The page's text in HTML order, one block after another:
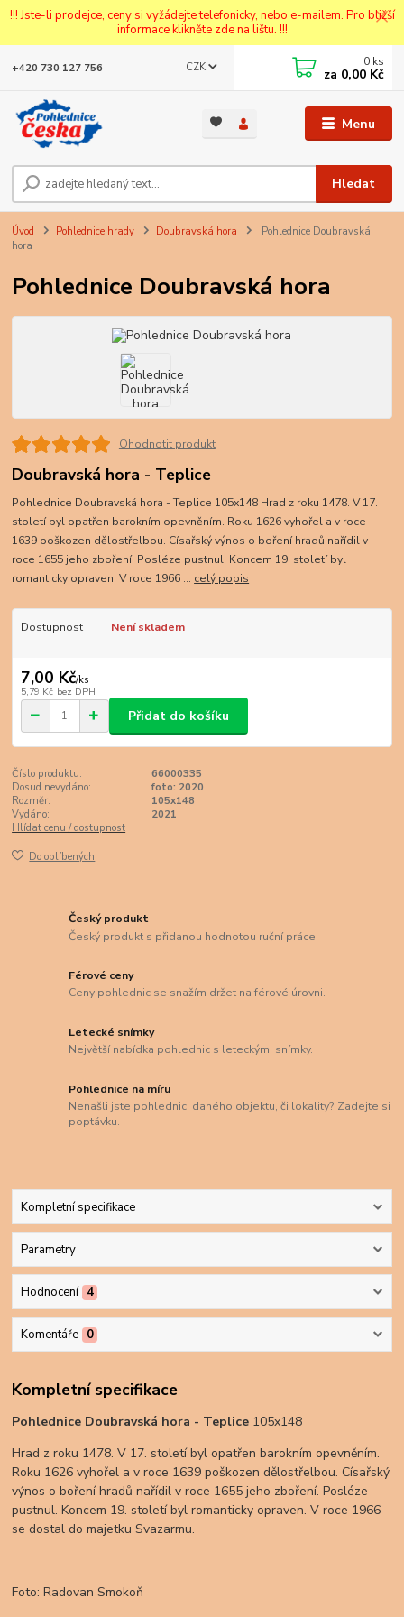
!!! Jste-li prodejce, ceny si vyžádejte telefonicky, nebo e-mailem. Pro bližší
informace klikněte zde na lištu. !!!
Menu
CZK
Hledat
+420 730 127 756 0 ks
za 0,00 Kč
Úvod Pohlednice hrady Doubravská hora
Pohlednice Doubravská
hora
Pohlednice Doubravská hora
Ohodnotit produkt
Doubravská hora - Teplice
Pohlednice Doubravská hora - Teplice 105x148 Hrad z roku 1478. V 17.
století byl opatřen barokním opevněním. Roku 1626 vyhořel a v roce
1639 poškozen dělostřelbou. Císařský výnos o boření hradů nařídil v
roce 1655 jeho zboření. Posléze pustnul. Koncem 19. století byl
romanticky opraven. V roce 1966 ... celý popis
Dostupnost Není skladem
7,00 Kč/ks
5,79 Kč bez DPH
Přidat do košíku
Číslo produktu:
66000335
Dosud nevydáno:
foto: 2020
Rozměr:
105x148
Vydáno:
2021
Hlídat cenu / dostupnost
Do oblíbených
Český produkt
Český produkt s přidanou hodnotou ruční práce.
Férové ceny
Ceny pohlednic se snažím držet na férové úrovni.
Letecké snímky
Největší nabídka pohlednic s leteckými snímky.
Pohlednice na míru
Nenašli jste pohlednici daného objektu, či lokality? Zadejte si
poptávku.
Kompletní specifikace
Parametry
Hodnocení 4
Komentáře 0
Kompletní specifikace
Pohlednice Doubravská hora - Teplice 105x148
Hrad z roku 1478. V 17. století byl opatřen barokním opevněním.
Roku 1626 vyhořel a v roce 1639 poškozen dělostřelbou. Císařský
výnos o boření hradů nařídil v roce 1655 jeho zboření. Posléze
pustnul. Koncem 19. století byl romanticky opraven. V roce 1966
se dostal do majetku Svazarmu.
Foto: Radovan Smokoň